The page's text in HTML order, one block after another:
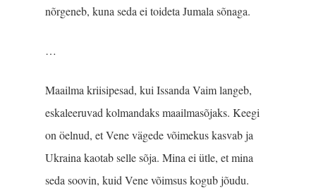
nõrgeneb, kuna seda ei toideta Jumala sõnaga.
…
Maailma kriisipesad, kui Issanda Vaim langeb,
eskaleeruvad kolmandaks maailmasõjaks. Keegi
on öelnud, et Vene vägede võimekus kasvab ja
Ukraina kaotab selle sõja. Mina ei ütle, et mina
seda soovin, kuid Vene võimsus kogub jõudu.